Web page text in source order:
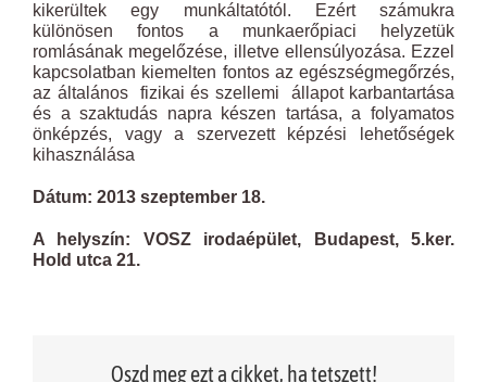
kikerültek egy munkáltatótól. Ezért számukra
különösen fontos a munkaerőpiaci helyzetük
romlásának megelőzése, illetve ellensúlyozása. Ezzel
kapcsolatban kiemelten fontos az egészségmegőrzés,
az általános fizikai és szellemi állapot karbantartása
és a szaktudás napra készen tartása, a folyamatos
önképzés, vagy a szervezett képzési lehetőségek
kihasználása
Dátum: 2013 szeptember 18.
A helyszín: VOSZ irodaépület, Budapest, 5.ker.
Hold utca 21.
Oszd meg ezt a cikket, ha tetszett!